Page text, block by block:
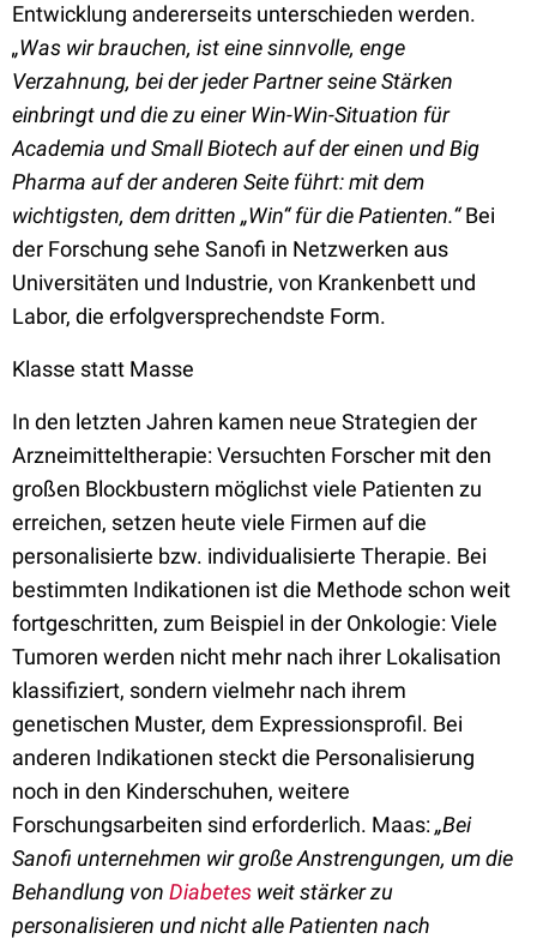
Entwicklung andererseits unterschieden werden.
„Was wir brauchen, ist eine sinnvolle, enge
Verzahnung, bei der jeder Partner seine Stärken
einbringt und die zu einer Win-Win-Situation für
Academia und Small Biotech auf der einen und Big
Pharma auf der anderen Seite führt: mit dem
wichtigsten, dem dritten „Win“ für die Patienten.“Bei
der Forschung sehe Sanofi in Netzwerken aus
Universitäten und Industrie, von Krankenbett und
Labor, die erfolgversprechendste Form.
Klasse statt Masse
In den letzten Jahren kamen neue Strategien der
Arzneimitteltherapie: Versuchten Forscher mit den
großen Blockbustern möglichst viele Patienten zu
erreichen, setzen heute viele Firmen auf die
personalisierte bzw. individualisierte Therapie. Bei
bestimmten Indikationen ist die Methode schon weit
fortgeschritten, zum Beispiel in der Onkologie: Viele
Tumoren werden nicht mehr nach ihrer Lokalisation
klassifiziert, sondern vielmehr nach ihrem
genetischen Muster, dem Expressionsprofil. Bei
anderen Indikationen steckt die Personalisierung
noch in den Kinderschuhen, weitere
Forschungsarbeiten sind erforderlich. Maas:„Bei
Sanofi unternehmen wir große Anstrengungen, um die
Behandlung von Diabetes weit stärker zu
personalisieren und nicht alle Patienten nach